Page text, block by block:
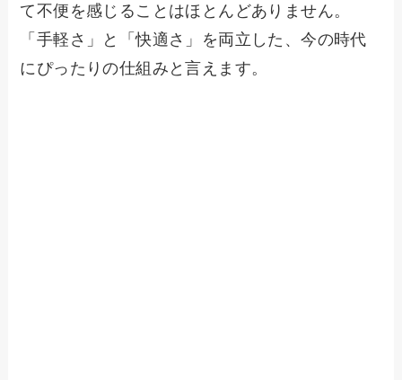
て不便を感じることはほとんどありません。
「手軽さ」と「快適さ」を両立した、今の時代
にぴったりの仕組みと言えます。